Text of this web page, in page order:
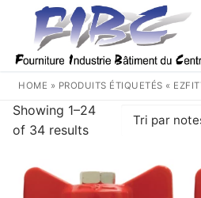
contenu
HOME » PRODUITS ÉTIQUETÉS «
Showing 1–24
of 34 results
Trié
note
moyenne